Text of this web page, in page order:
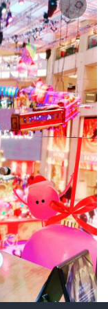
High Tea都
中環行下行
入面間
有無位先！